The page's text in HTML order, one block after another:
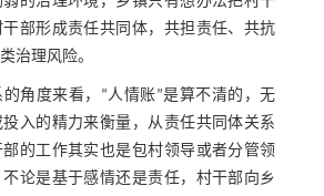
部形成责任共同体，共担责任、共抗
治理风险。
角度来看，“人情账”是算不清的，无
入的精力来衡量，从责任共同体关系
的工作其实也是包村领导或者分管领
论是基于感情还是责任，村干部向乡